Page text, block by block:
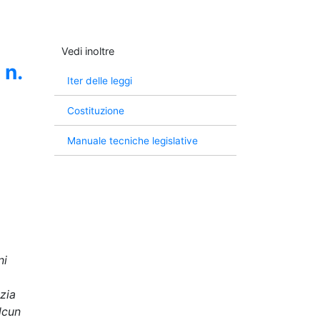
n.
Vedi inoltre
Iter delle leggi
Costituzione
Manuale tecniche legislative